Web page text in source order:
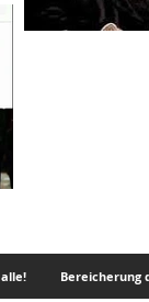
Bereicherung